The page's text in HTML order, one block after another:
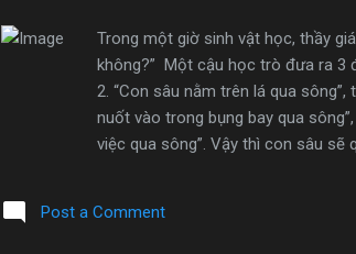
Trong một giờ sinh vật học, thầy
không?” Một cậu học trò đưa ra 3
2. “Con sâu nằm trên lá qua
nuốt vào trong bụng bay qua
việc qua sông”. Vậy thì con sâu sẽ
Nỗi khổ này phải trải qua một thời
Post a Comment